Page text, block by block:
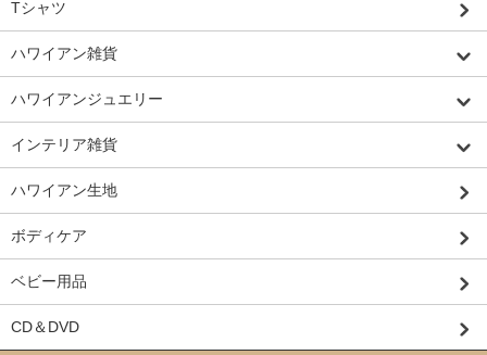
Tシャツ
ハワイアン雑貨
ハワイアンジュエリー
インテリア雑貨
ハワイアン生地
ボディケア
ベビー用品
CD＆DVD